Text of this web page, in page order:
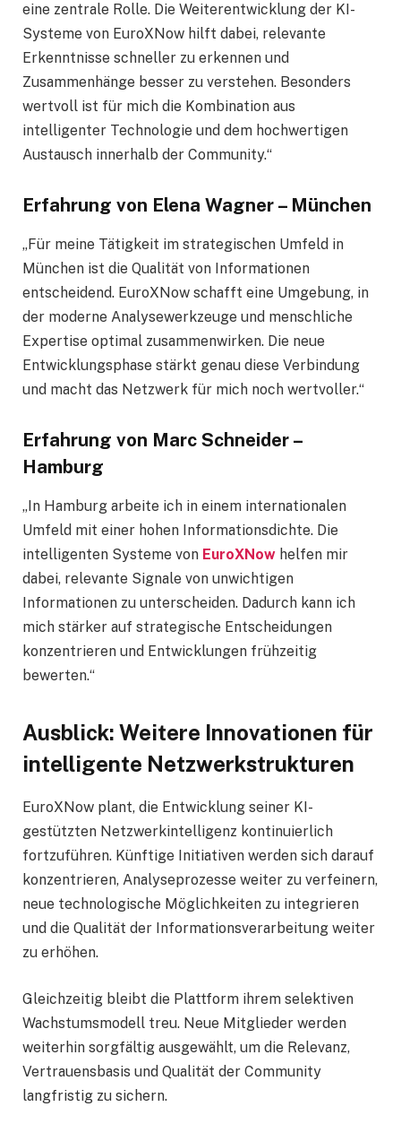
eine zentrale Rolle. Die Weiterentwicklung der KI-
Systeme von EuroXNow hilft dabei, relevante
Erkenntnisse schneller zu erkennen und
Zusammenhänge besser zu verstehen. Besonders
wertvoll ist für mich die Kombination aus
intelligenter Technologie und dem hochwertigen
Austausch innerhalb der Community.“
Erfahrung von Elena Wagner – München
„Für meine Tätigkeit im strategischen Umfeld in
München ist die Qualität von Informationen
entscheidend. EuroXNow schafft eine Umgebung, in
der moderne Analysewerkzeuge und menschliche
Expertise optimal zusammenwirken. Die neue
Entwicklungsphase stärkt genau diese Verbindung
und macht das Netzwerk für mich noch wertvoller.“
Erfahrung von Marc Schneider –
Hamburg
„In Hamburg arbeite ich in einem internationalen
Umfeld mit einer hohen Informationsdichte. Die
intelligenten Systeme von EuroXNow helfen mir
dabei, relevante Signale von unwichtigen
Informationen zu unterscheiden. Dadurch kann ich
mich stärker auf strategische Entscheidungen
konzentrieren und Entwicklungen frühzeitig
bewerten.“
Ausblick: Weitere Innovationen für
intelligente Netzwerkstrukturen
EuroXNow plant, die Entwicklung seiner KI-
gestützten Netzwerkintelligenz kontinuierlich
fortzuführen. Künftige Initiativen werden sich darauf
konzentrieren, Analyseprozesse weiter zu verfeinern,
neue technologische Möglichkeiten zu integrieren
und die Qualität der Informationsverarbeitung weiter
zu erhöhen.
Gleichzeitig bleibt die Plattform ihrem selektiven
Wachstumsmodell treu. Neue Mitglieder werden
weiterhin sorgfältig ausgewählt, um die Relevanz,
Vertrauensbasis und Qualität der Community
langfristig zu sichern.